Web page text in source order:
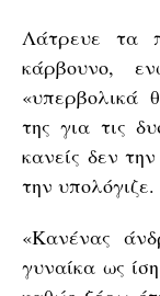
Λάτρευε τα
κάρβουνο,
«υπερβολικά
της για τις
κανείς δεν
την υπολόγιζε.
«Κανένας
γυναίκα ως